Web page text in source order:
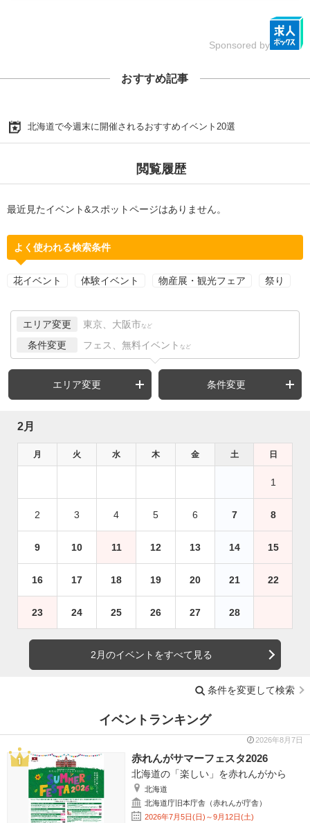
Sponsored by
おすすめ記事
北海道で今週末に開催されるおすすめイベント20選
閲覧履歴
最近見たイベント&スポットページはありません。
よく使われる検索条件
花イベント 体験イベント 物産展・観光フェア 祭り
エリア変更 東京、大阪市 など
条件変更 フェス、無料イベント など
エリア変更 条件変更
2月
月 火 水 木 金 土 日
1
2 3 4 5 6 7 8
9 10 11 12 13 14 15
16 17 18 19 20 21 22
23 24 25 26 27 28
2月のイベントをすべて見る
条件を変更して検索
イベントランキング
2026年8月7日
赤れんがサマーフェスタ2026
北海道の「楽しい」を赤れんがから
北海道
北海道庁旧本庁舎（赤れんが庁舎）
2026年7月5日(日)～9月12日(土)